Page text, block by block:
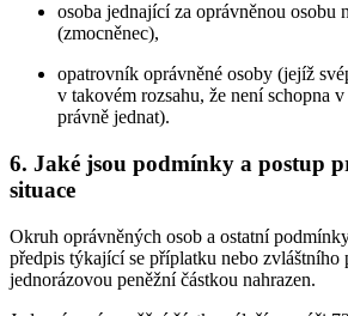
osoba jednající za oprávněnou osobu
(zmocněnec),
opatrovník oprávněné osoby (jejíž
v takovém rozsahu, že není schopna
právně jednat).
6. Jaké jsou podmínky a postup
situace
Okruh oprávněných osob a ostatní
předpis týkající se příplatku nebo zvláštního
jednorázovou peněžní částkou nahrazen.